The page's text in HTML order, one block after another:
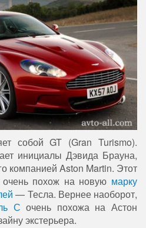
собой GT (Gran Turismo).
инициалы Дэвида Брауна,
компанией Aston Martin. Этот
похож на новую марку
— Тесла. Вернее наоборот,
С очень похожа на Астон
экстерьера.